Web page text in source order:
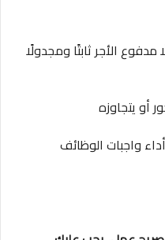
الأجر ثابتًا ومجدولًا
أو يتجاوزه
واجبات الوظائف